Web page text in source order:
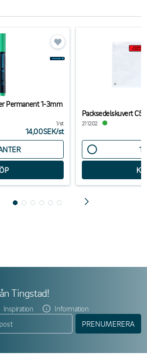
Permanent 1-3mm
1/st
14,00SEK/st
Packsedelskuvert C5
211202
Tingstad!
Inspiration
Information
PRENUMERERA